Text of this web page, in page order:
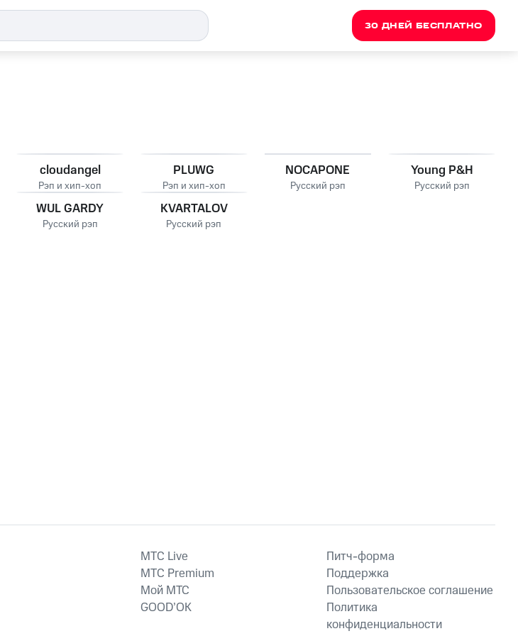
30 ДНЕЙ БЕСПЛАТНО
cloudangel
Рэп и хип-хоп
PLUWG
Рэп и хип-хоп
NOCAPONE
Русский рэп
Young P&H
Русский рэп
WUL GARDY
Русский рэп
KVARTALOV
Русский рэп
MTС Live
MTС Premium
Мой МТС
GOOD’OK
Питч-форма
Поддержка
Пользовательское соглашение
Политика
конфиденциальности